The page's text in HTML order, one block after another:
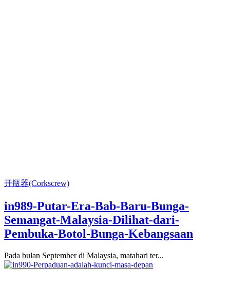
开瓶器(Corkscrew)
in989-Putar-Era-Bab-Baru-Bunga-
Semangat-Malaysia-Dilihat-dari-
Pembuka-Botol-Bunga-Kebangsaan
Pada bulan September di Malaysia, matahari ter...